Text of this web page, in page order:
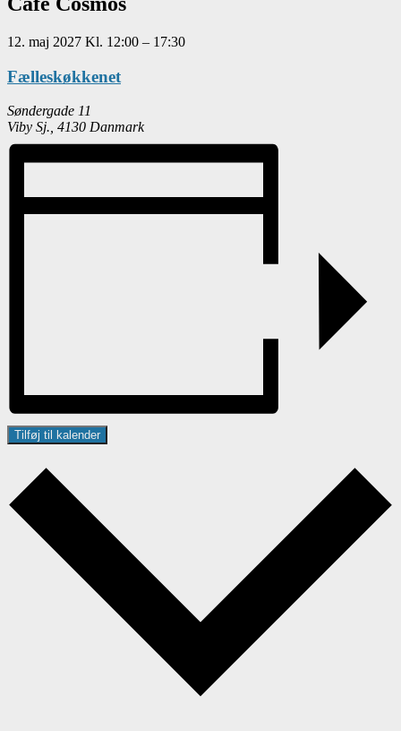
12. maj 2027 Kl. 12:00 – 17:30
Fælleskøkkenet
Søndergade 11
Viby Sj. 4130 Danmark
Tilføj til kalender